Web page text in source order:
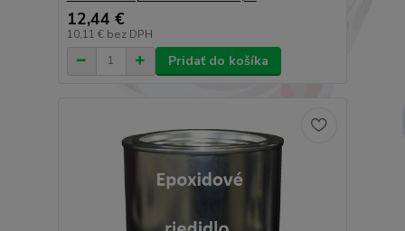
12,44 €
10,11 € bez DPH
Pridať do košíka